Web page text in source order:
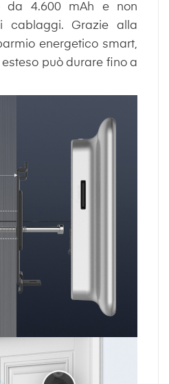
da 4.600 mAh e non
cablaggi. Grazie alla
energetico smart,
può durare fino a